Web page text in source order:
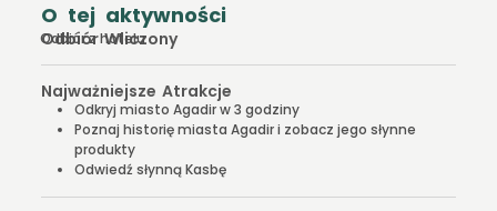
O tej aktywności
Odbiór Wliczony
Odbiór z hotelu
Najważniejsze Atrakcje
Odkryj miasto Agadir w 3 godziny
Poznaj historię miasta Agadir i zobacz jego słynne
produkty
Odwiedź słynną Kasbę